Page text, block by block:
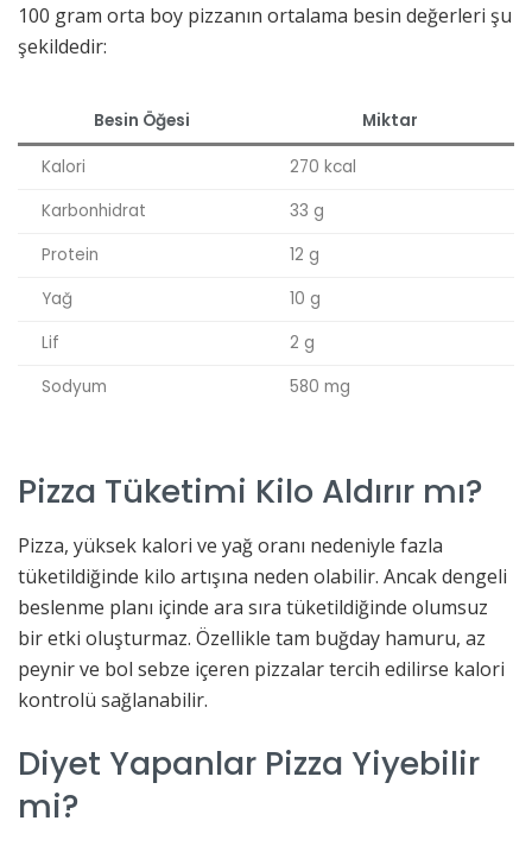
100 gram orta boy pizzanın ortalama besin değerleri şu
şekildedir:
Besin Öğesi Miktar
Kalori
270 kcal
Karbonhidrat
33 g
Protein
12 g
Yağ
10 g
Lif
2 g
Sodyum
580 mg
Pizza Tüketimi Kilo Aldırır mı?
Pizza, yüksek kalori ve yağ oranı nedeniyle fazla
tüketildiğinde kilo artışına neden olabilir. Ancak dengeli
beslenme planı içinde ara sıra tüketildiğinde olumsuz
bir etki oluşturmaz. Özellikle tam buğday hamuru, az
peynir ve bol sebze içeren pizzalar tercih edilirse kalori
kontrolü sağlanabilir.
Diyet Yapanlar Pizza Yiyebilir
mi?